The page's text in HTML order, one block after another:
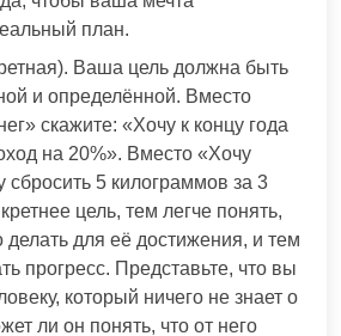
план.
Ваша цель должна быть
и определённой. Вместо
скажите: «Хочу к концу года
на 20%». Вместо «Хочу
сбросить 5 килограммов за 3
цель, тем легче понять,
для её достижения, и тем
прогресс. Представьте, что вы
который ничего не знает о
ли он понять, что от него